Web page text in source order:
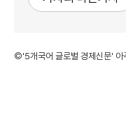
©'5개국어 글로벌 경제신문' 아